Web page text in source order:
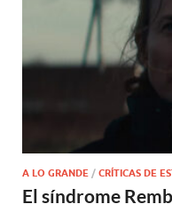
A LO GRANDE / CRÍTICAS DE
El síndrome